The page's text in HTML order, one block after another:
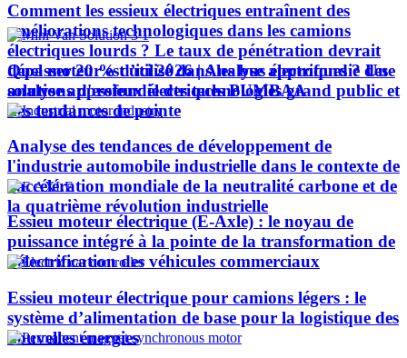
Comment les essieux électriques entraînent des
améliorations technologiques dans les camions
électriques lourds ? Le taux de pénétration devrait
dépasser 20 % d’ici 2026 | Analyse approfondie des
solutions d'essieux électriques PUMBAA
Quel moteur est utilisé dans les bus électriques ? Une
analyse approfondie des technologies grand public et
des tendances de pointe
Analyse des tendances de développement de
l'industrie automobile industrielle dans le contexte de
l'accélération mondiale de la neutralité carbone et de
la quatrième révolution industrielle
Essieu moteur électrique (E-Axle) : le noyau de
puissance intégré à la pointe de la transformation de
l’électrification des véhicules commerciaux
Essieu moteur électrique pour camions légers : le
système d’alimentation de base pour la logistique des
nouvelles énergies